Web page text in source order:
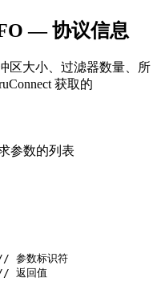
— 协议信息
区大小、过滤器数量、所
获取的
参数的列表
参数标识符
返回值